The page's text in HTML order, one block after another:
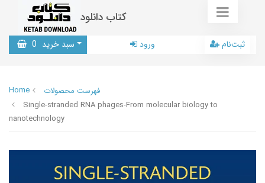
کتاب دانلود
سبد خرید 0 ورود ثبت‌نام
Home
فهرست محصولات
Single-stranded RNA phages-From molecular biology to
nanotechnology